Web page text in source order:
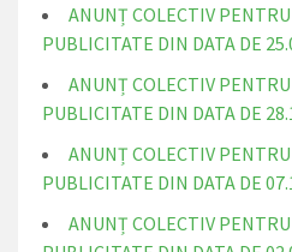
ANUNȚ COLECTIV
PUBLICITATE DIN DATA DE
ANUNȚ COLECTIV
PUBLICITATE DIN DATA DE
ANUNȚ COLECTIV
PUBLICITATE DIN DATA DE
ANUNȚ COLECTIV